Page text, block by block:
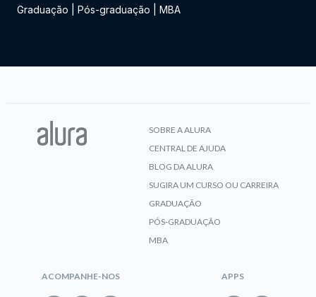
Graduação Pós-graduação MBA
SOBRE A ALURA
CENTRAL DE AJUDA
BLOG DA ALURA
SUGIRA UM CURSO OU CARREIRA
GRADUAÇÃO
PÓS-GRADUAÇÃO
MBA
ACOMPANHE-NOS APPS